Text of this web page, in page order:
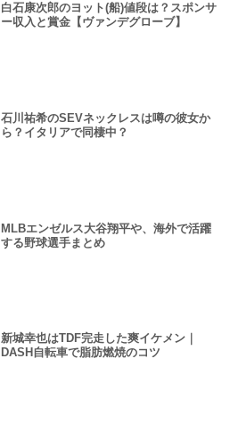
白石康次郎のヨット(船)値段は？スポンサ
ー収入と賞金【ヴァンデグローブ】
石川祐希のSEVネックレスは噂の彼女か
ら？イタリアで同棲中？
MLBエンゼルス大谷翔平や、海外で活躍
する野球選手まとめ
新城幸也はTDF完走した爽イケメン｜
DASH自転車で脂肪燃焼のコツ